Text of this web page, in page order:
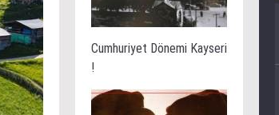
Cumhuriyet Dönemi Kayseri
!